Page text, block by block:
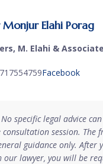
Elahi Porag
M. Elahi &
Facebook
No specific legal advice
session. The
guidance only. After
our lawyer, you will be